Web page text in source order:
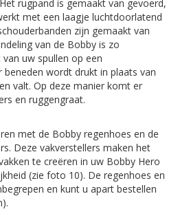
rugpand is gemaakt van gevoerd,
met een laagje luchtdoorlatend
zijn gemaakt van
van de Bobby is zo
uw spullen op een
beneden wordt drukt in plaats van
valt. Op deze manier komt er
en ruggengraat.
met de Bobby regenhoes en de
Deze vakverstellers maken het
te creëren in uw Bobby Hero
(zie foto 10). De regenhoes en
en kunt u apart bestellen